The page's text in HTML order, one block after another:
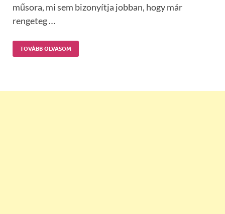
műsora, mi sem bizonyítja jobban, hogy már
rengeteg …
TOVÁBB OLVASOM